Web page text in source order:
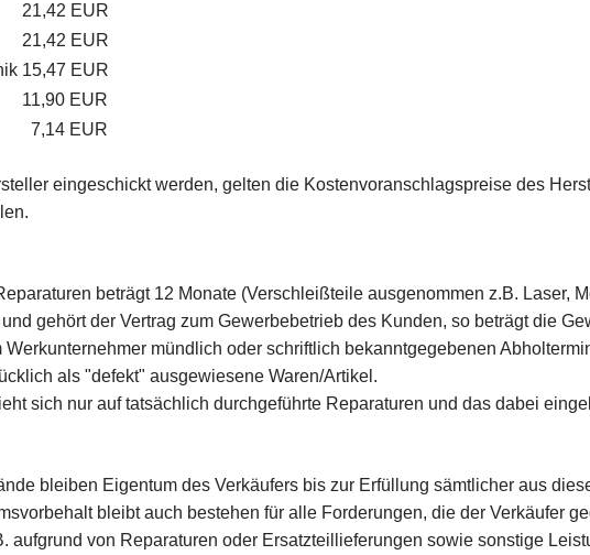
21,42 EUR
21,42 EUR
15,47 EUR
11,90 EUR
7,14 EUR
eingeschickt werden, gelten die Kostenvoranschlagspreise des
beträgt 12 Monate (Verschleißteile ausgenommen z.B. Laser,
gehört der Vertrag zum Gewerbebetrieb des Kunden, so beträgt die
Werkunternehmer mündlich oder schriftlich bekanntgegebenen
als "defekt" ausgewiesene Waren/Artikel.
sich nur auf tatsächlich durchgeführte Reparaturen und das dabei
bleiben Eigentum des Verkäufers bis zur Erfüllung sämtlicher aus
bleibt auch bestehen für alle Forderungen, die der Verkäufer
aufgrund von Reparaturen oder Ersatzteillieferungen sowie sonstige